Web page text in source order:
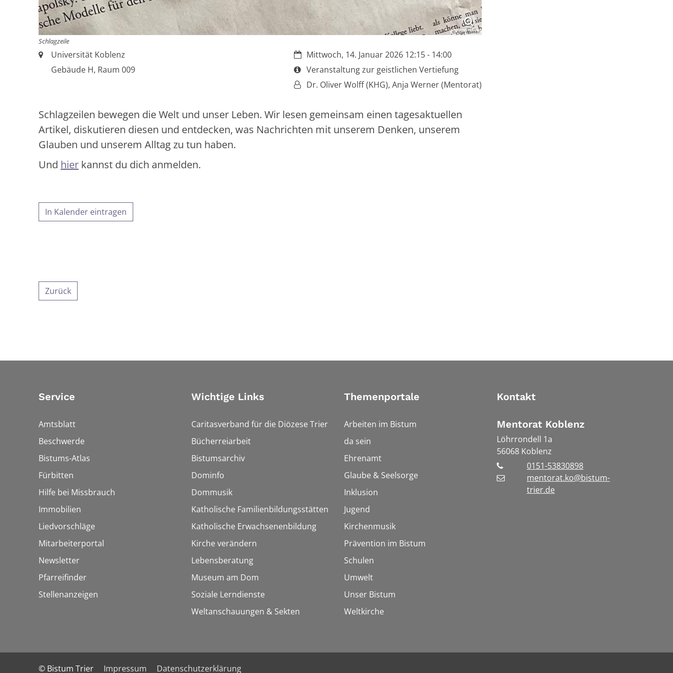
© Anja Werner
Schlagzeile
Datum:Mittwoch, 14. Januar 2026 12:15 - 14:00
Art bzw. Nummer:
Veranstaltung zur geistlichen Vertiefung
Von:Dr. Oliver Wolff (KHG), Anja Werner (Mentorat)
Ort:Universität Koblenz
Gebäude H, Raum 009
Schlagzeilen bewegen die Welt und unser Leben. Wir lesen gemeinsam einen tagesaktuellen
Artikel, diskutieren diesen und entdecken, was Nachrichten mit unserem Denken, unserem
Glauben und unserem Alltag zu tun haben.
Und hier kannst du dich anmelden.
In Kalender eintragen
Zurück
Service
Amtsblatt
Beschwerde
Bistums-Atlas
Fürbitten
Hilfe bei Missbrauch
Immobilien
Liedvorschläge
Mitarbeiterportal
Newsletter
Pfarreifinder
Stellenanzeigen
Wichtige Links
Caritasverband für die Diözese Trier
Bücherreiarbeit
Bistumsarchiv
Dominfo
Dommusik
Katholische Familienbildungsstätten
Katholische Erwachsenenbildung
Kirche verändern
Lebensberatung
Museum am Dom
Soziale Lerndienste
Weltanschauungen & Sekten
Themenportale
Arbeiten im Bistum
da sein
Ehrenamt
Glaube & Seelsorge
Inklusion
Jugend
Kirchenmusik
Prävention im Bistum
Schulen
Umwelt
Unser Bistum
Weltkirche
Kontakt
Mentorat Koblenz
Löhrrondell 1a
56068 Koblenz
0151-53830898
mentorat.ko@bistum-
trier.de
© Bistum Trier Impressum Datenschutzerklärung